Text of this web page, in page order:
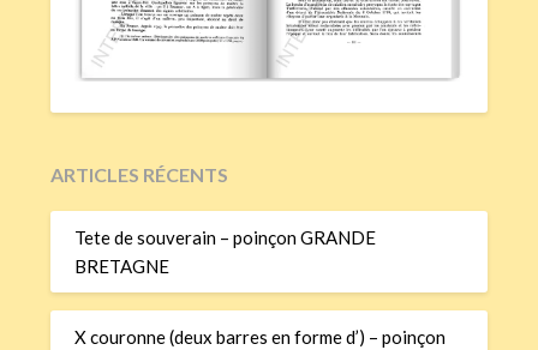
ARTICLES RÉCENTS
Tete de souverain – poinçon GRANDE
BRETAGNE
X couronne (deux barres en forme d’) – poinçon